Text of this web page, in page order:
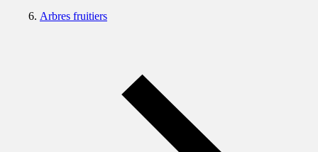
Arbres fruitiers